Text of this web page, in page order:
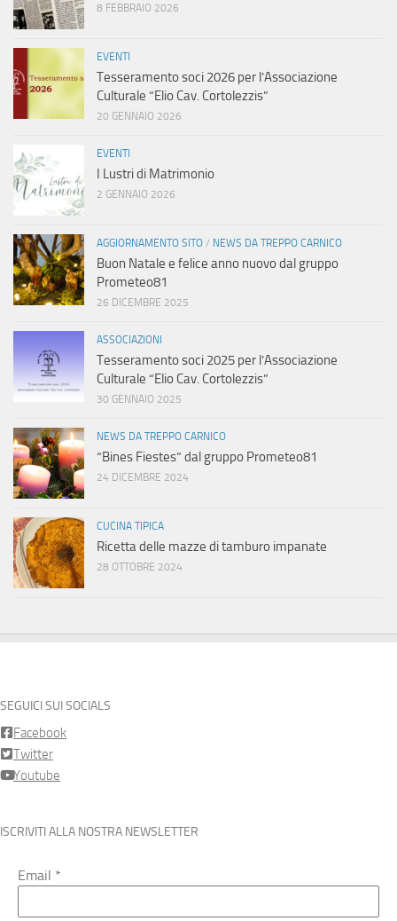
8 FEBBRAIO 2026
EVENTI
Tesseramento soci 2026 per l’Associazione
Culturale “Elio Cav. Cortolezzis”
20 GENNAIO 2026
EVENTI
I Lustri di Matrimonio
2 GENNAIO 2026
AGGIORNAMENTO SITO / NEWS DA TREPPO CARNICO
Buon Natale e felice anno nuovo dal gruppo
Prometeo81
26 DICEMBRE 2025
ASSOCIAZIONI
Tesseramento soci 2025 per l’Associazione
Culturale “Elio Cav. Cortolezzis”
30 GENNAIO 2025
NEWS DA TREPPO CARNICO
“Bines Fiestes” dal gruppo Prometeo81
24 DICEMBRE 2024
CUCINA TIPICA
Ricetta delle mazze di tamburo impanate
28 OTTOBRE 2024
SEGUICI SUI SOCIALS
Facebook
Twitter
Youtube
ISCRIVITI ALLA NOSTRA NEWSLETTER
Email *